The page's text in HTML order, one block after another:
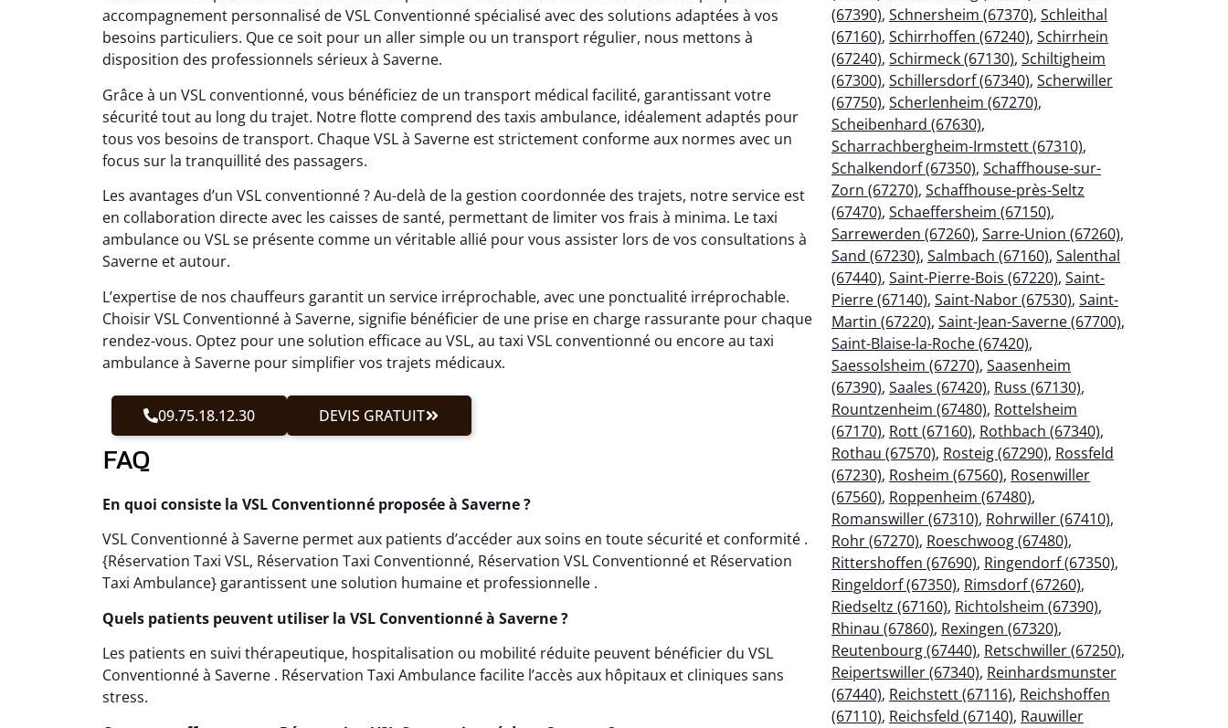
accompagnement personnalisé de VSL Conventionné spécialisé avec des solutions adaptées à vos
besoins particuliers. Que ce soit pour un aller simple ou un transport régulier, nous mettons à
disposition des professionnels sérieux à Saverne.
Grâce à un VSL conventionné, vous bénéficiez de un transport médical facilité, garantissant votre
sécurité tout au long du trajet. Notre flotte comprend des taxis ambulance, idéalement adaptés pour
tous vos besoins de transport. Chaque VSL à Saverne est strictement conforme aux normes avec un
focus sur la tranquillité des passagers.
Les avantages d’un VSL conventionné ? Au-delà de la gestion coordonnée des trajets, notre service est
en collaboration directe avec les caisses de santé, permettant de limiter vos frais à minima. Le taxi
ambulance ou VSL se présente comme un véritable allié pour vous assister lors de vos consultations à
Saverne et autour.
L’expertise de nos chauffeurs garantit un service irréprochable, avec une ponctualité irréprochable.
Choisir VSL Conventionné à Saverne, signifie bénéficier de une prise en charge rassurante pour chaque
rendez-vous. Optez pour une solution efficace au VSL, au taxi VSL conventionné ou encore au taxi
ambulance à Saverne pour simplifier vos trajets médicaux.
09.75.18.12.30 DEVIS GRATUIT
FAQ
En quoi consiste la VSL Conventionné proposée à Saverne ?
VSL Conventionné à Saverne permet aux patients d’accéder aux soins en toute sécurité et conformité .
{Réservation Taxi VSL, Réservation Taxi Conventionné, Réservation VSL Conventionné et Réservation
Taxi Ambulance} garantissent une solution humaine et professionnelle .
Quels patients peuvent utiliser la VSL Conventionné à Saverne ?
Les patients en suivi thérapeutique, hospitalisation ou mobilité réduite peuvent bénéficier du VSL
Conventionné à Saverne . Réservation Taxi Ambulance facilite l’accès aux hôpitaux et cliniques sans
stress.
(67390), Schnersheim (67370), Schleithal
(67160), Schirrhoffen (67240), Schirrhein
(67240), Schirmeck (67130), Schiltigheim
(67300), Schillersdorf (67340), Scherwiller
(67750), Scherlenheim (67270),
Scheibenhard (67630),
Scharrachbergheim-Irmstett (67310),
Schalkendorf (67350), Schaffhouse-sur-
Zorn (67270), Schaffhouse-près-Seltz
(67470), Schaeffersheim (67150),
Sarrewerden (67260), Sarre-Union (67260),
Sand (67230), Salmbach (67160), Salenthal
(67440), Saint-Pierre-Bois (67220), Saint-
Pierre (67140), Saint-Nabor (67530), Saint-
Martin (67220), Saint-Jean-Saverne (67700),
Saint-Blaise-la-Roche (67420),
Saessolsheim (67270), Saasenheim
(67390), Saales (67420), Russ (67130),
Rountzenheim (67480), Rottelsheim
(67170), Rott (67160), Rothbach (67340),
Rothau (67570), Rosteig (67290), Rossfeld
(67230), Rosheim (67560), Rosenwiller
(67560), Roppenheim (67480),
Romanswiller (67310), Rohrwiller (67410),
Rohr (67270), Roeschwoog (67480),
Rittershoffen (67690), Ringendorf (67350),
Ringeldorf (67350), Rimsdorf (67260),
Riedseltz (67160), Richtolsheim (67390),
Rhinau (67860), Rexingen (67320),
Reutenbourg (67440), Retschwiller (67250),
Reipertswiller (67340), Reinhardsmunster
(67440), Reichstett (67116), Reichshoffen
(67110), Reichsfeld (67140), Rauwiller